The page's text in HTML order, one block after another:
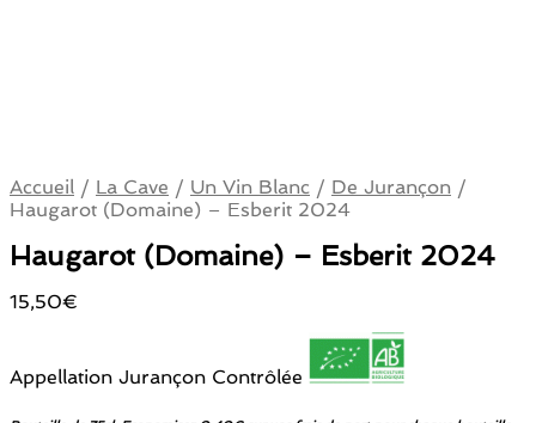
Accueil / La Cave / Un Vin Blanc / De Jurançon /
Haugarot (Domaine) – Esberit 2024
Haugarot (Domaine) – Esberit 2024
15,50€
Appellation Jurançon Contrôlée